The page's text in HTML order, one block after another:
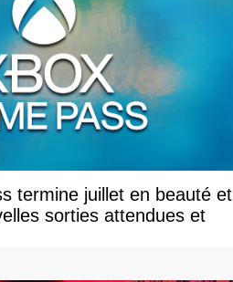
termine juillet en beauté et
sorties attendues et